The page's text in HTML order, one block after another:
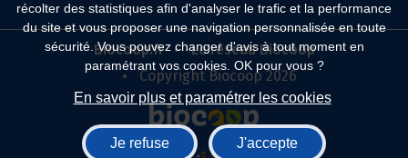
récolter des statistiques afin d'analyser le trafic et la performance
du site et vous proposer une navigation personnalisée en toute
sécurité. Vous pouvez changer d'avis à tout moment en
paramétrant vos cookies. OK pour vous ?
En savoir plus et paramétrer les cookies
Je refuse J'accepte
Biocoop.fr
Le réseau Biocoop
Copyright Biocoop 2026